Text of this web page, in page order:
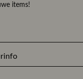
items!
55% Katoen / 9%